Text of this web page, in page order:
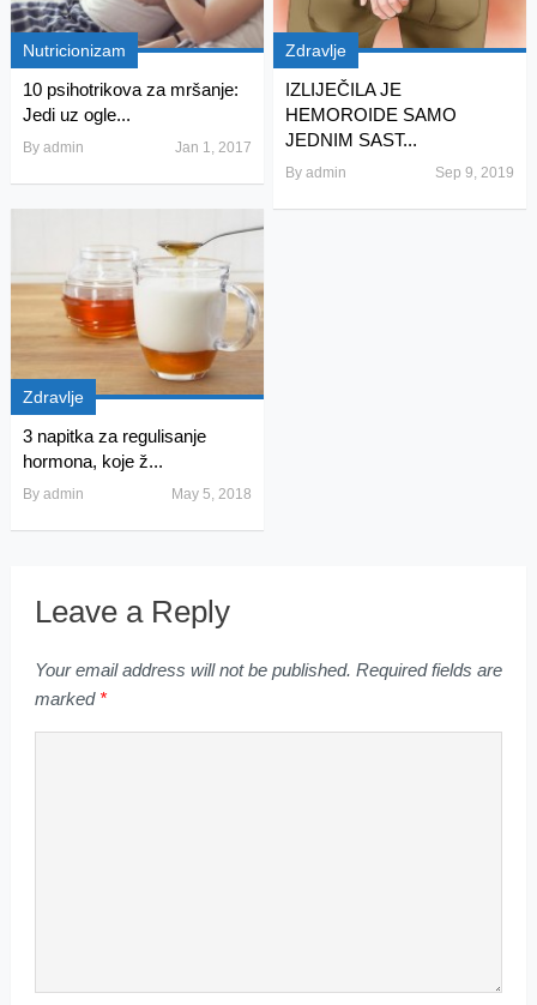
Nutricionizam
10 psihotrikova za mršanje:
Jedi uz ogle...
By admin Jan 1, 2017
Zdravlje
IZLIJEČILA JE
HEMOROIDE SAMO
JEDNIM SAST...
Byadmin Sep 9, 2019
Zdravlje
3 napitka za regulisanje
hormona, koje ž...
By admin May 5, 2018
Leave a Reply
Your email address will not be published. Required fields are
marked *